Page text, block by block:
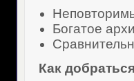
Богатое
Как